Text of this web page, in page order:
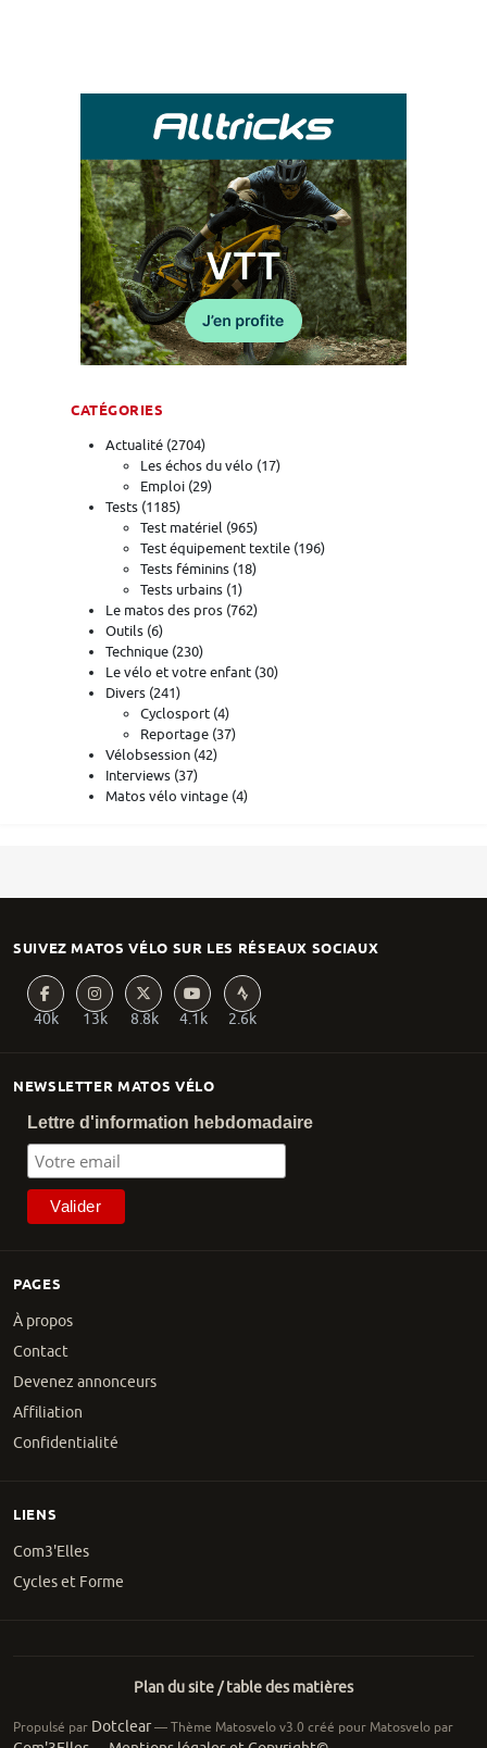
CATÉGORIES
Actualité (2704)
Les échos du vélo (17)
Emploi (29)
Tests (1185)
Test matériel (965)
Test équipement textile (196)
Tests féminins (18)
Tests urbains (1)
Le matos des pros (762)
Outils (6)
Technique (230)
Le vélo et votre enfant (30)
Divers (241)
Cyclosport (4)
Reportage (37)
Vélobsession (42)
Interviews (37)
Matos vélo vintage (4)
PAGES
À propos
Contact
Devenez annonceurs
Affiliation
Confidentialité
NEWSLETTER MATOS VÉLO
Lettre d'information hebdomadaire
SUIVEZ MATOS VÉLO SUR LES RÉSEAUX SOCIAUX
40k 13k 8.8k 4.1k 2.6k
LIENS
Com3'Elles
Cycles et Forme
Plan du site / table des matières
Propulsé par Dotclear— Thème Matosvelo v3.0 créé pour Matosvelo par